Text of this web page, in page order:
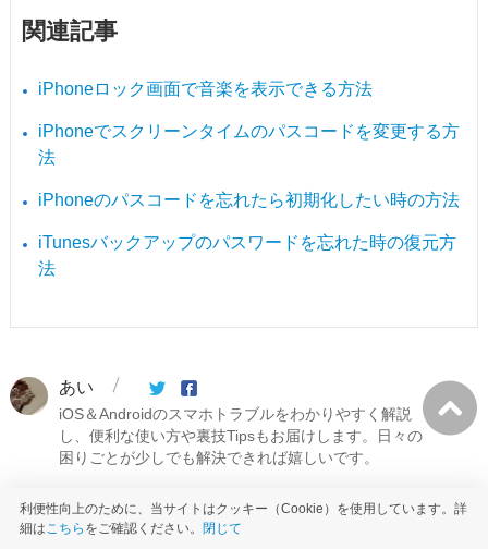
関連記事
iPhoneロック画面で音楽を表示できる方法
iPhoneでスクリーンタイムのパスコードを変更する方
法
iPhoneのパスコードを忘れたら初期化したい時の方法
iTunesバックアップのパスワードを忘れた時の復元方
法
あい
iOS＆Androidのスマホトラブルをわかりやすく解説
し、便利な使い方や裏技Tipsもお届けします。日々の
困りごとが少しでも解決できれば嬉しいです。
利便性向上のために、当サイトはクッキー（Cookie）を使用しています。詳
細はこちら をご確認ください。 閉じて